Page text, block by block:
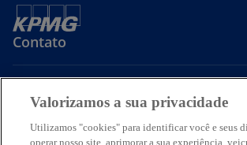
Contato
Sobre a KPMG
Valorizamos a sua privacidade
Utilizamos "cookies" para identificar você e seus
operar nosso site, aprimorar a sua experiência,